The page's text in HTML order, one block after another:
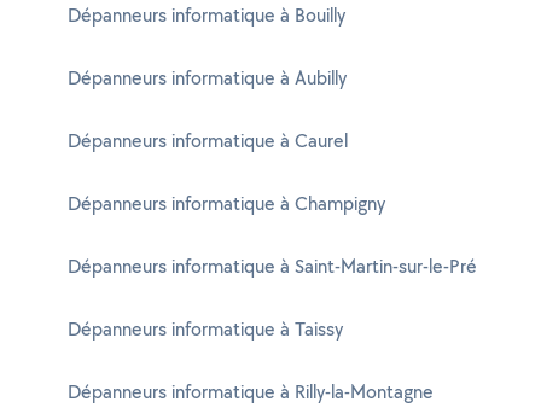
Dépanneurs informatique à Bouilly
Dépanneurs informatique à Aubilly
Dépanneurs informatique à Caurel
Dépanneurs informatique à Champigny
Dépanneurs informatique à Saint-Martin-sur-le-Pré
Dépanneurs informatique à Taissy
Dépanneurs informatique à Rilly-la-Montagne